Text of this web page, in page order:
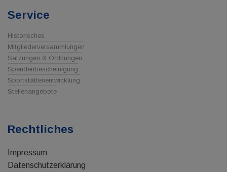
Service
Historisches
Mitgliederversammlungen
Satzungen & Ordnungen
Spendenbescheinigung
Sportstättenentwicklung
Stellenangebote
Rechtliches
Impressum
Datenschutzerklärung